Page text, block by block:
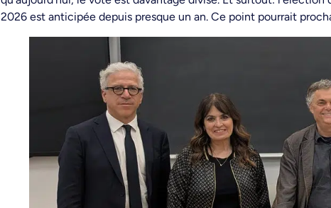
2026 est anticipée depuis presque un an. Ce point pourrait